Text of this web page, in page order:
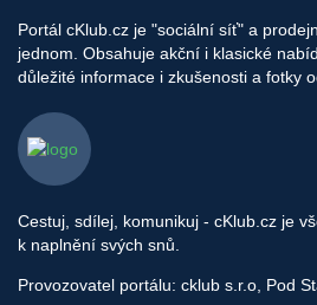
Portál cKlub.cz je "sociální síť" a
jednom. Obsahuje akční i klasické
důležité informace i zkušenosti a fotky
Cestuj, sdílej, komunikuj - cKlub.cz je
k naplnění svých snů.
Provozovatel portálu: cklub s.r.o, Pod